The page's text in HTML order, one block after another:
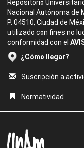
Repositorio
Nacional Autónoma de
P. 04510, Ciudad de
utilizado con fines no
conformidad con el
¿Cómo llegar?
Suscripción a
Normatividad